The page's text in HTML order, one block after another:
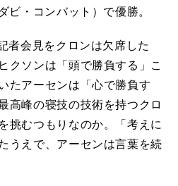
ビ・コンバット）で優勝。
者会見をクロンは欠席した
クソンは「頭で勝負する」こ
たアーセンは「心で勝負す
高峰の寝技の技術を持つクロ
挑むつもりなのか。「考えに
うえで、アーセンは言葉を続